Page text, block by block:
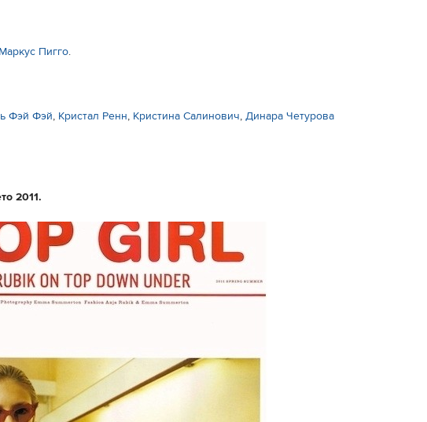
Пигго.
Фэй Фэй, Кристал Ренн, Кристина Салинович, Динара Четурова
2011.